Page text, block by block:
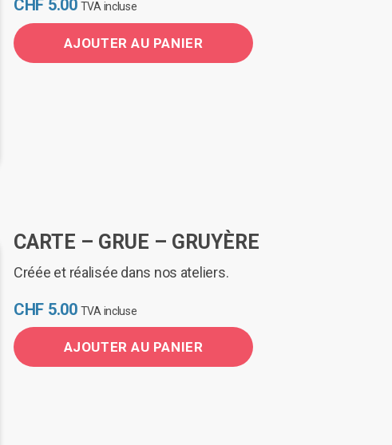
CHF 5.00 TVA incluse
AJOUTER AU PANIER
CARTE – GRUE – GRUYÈRE
Créée et réalisée dans nos ateliers.
CHF 5.00 TVA incluse
AJOUTER AU PANIER